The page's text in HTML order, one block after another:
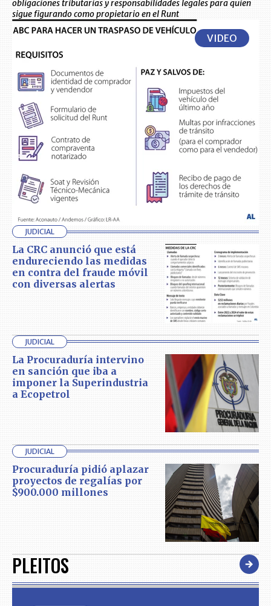
obligaciones tributarias y responsabilidades legales para quien
sigue figurando como propietario en el Runt
VIDEO
JUDICIAL
La CRC anunció que está
endureciendo las medidas
en contra del fraude móvil
con diversas alertas
JUDICIAL
La Procuraduría intervino
en sanción que iba a
imponer la Superindustria
a Ecopetrol
JUDICIAL
Procuraduría pidió aplazar
proyectos de regalías por
$900.000 millones
PLEITOS